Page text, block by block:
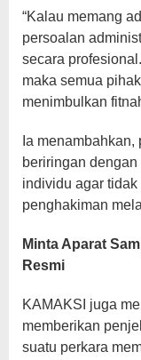
“Kalau memang
persoalan
secara
maka semua
menimbulkan
Ia
beriringan
individu agar
penghakiman
Minta Aparat
Resmi
KAMAKSI juga
memberikan
suatu perkara